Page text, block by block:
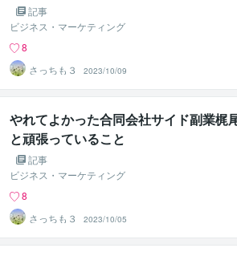
記事
ビジネス・マーケティング
8
さっちも３
2023/10/09
やれてよかった合同会社サイド副業梶
と頑張っていること
記事
ビジネス・マーケティング
8
さっちも３
2023/10/05